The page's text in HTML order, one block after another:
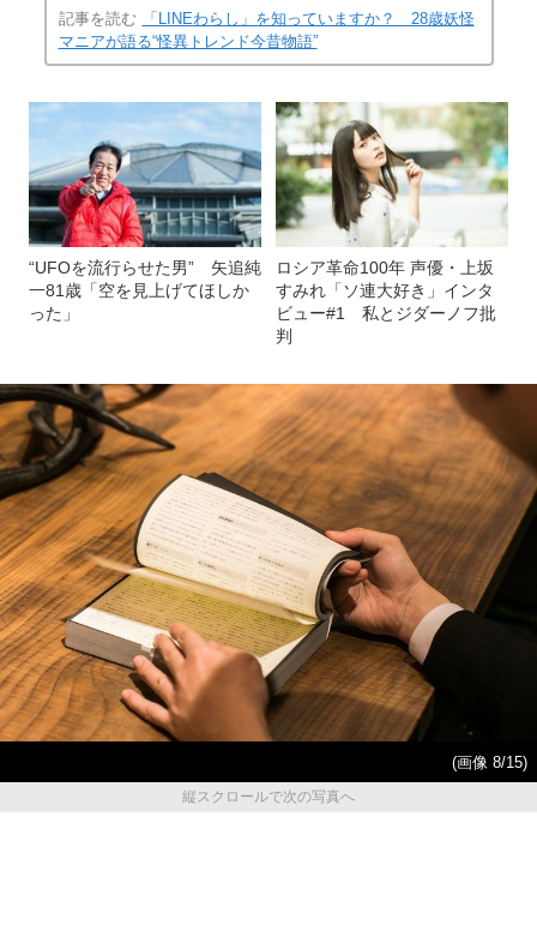
記事を読む
「LINEわらし」を知っていますか？ 28歳妖怪
マニアが語る“怪異トレンド今昔物語”
“UFOを流行らせた男” 矢追純
一81歳「空を見上げてほしか
った」
ロシア革命100年 声優・上坂
すみれ「ソ連大好き」インタ
ビュー#1 私とジダーノフ批
判
(画像 8/15)
縦スクロールで次の写真へ